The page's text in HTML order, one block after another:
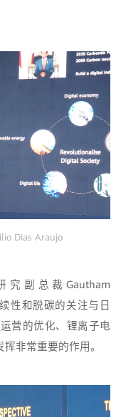
Dias Araujo
究副总裁Gautham
性和脱碳的关注与日
营的优化、锂离子电
非常重要的作用。